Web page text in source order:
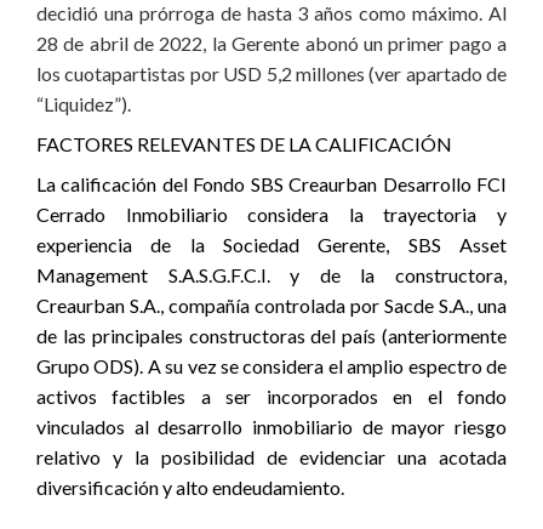
decidió una prórroga de hasta 3 años como máximo. Al
28 de abril de 2022, la Gerente abonó un primer pago a
los cuotapartistas por USD 5,2 millones (ver apartado de
“Liquidez”).
FACTORES RELEVANTES DE LA CALIFICACIÓN
La calificación del Fondo SBS Creaurban Desarrollo FCI
Cerrado Inmobiliario considera la trayectoria y
experiencia de la Sociedad Gerente, SBS Asset
Management S.A.S.G.F.C.I. y de la constructora,
Creaurban S.A., compañía controlada por Sacde S.A., una
de las principales constructoras del país (anteriormente
Grupo ODS). A su vez se considera el amplio espectro de
activos factibles a ser incorporados en el fondo
vinculados al desarrollo inmobiliario de mayor riesgo
relativo y la posibilidad de evidenciar una acotada
diversificación y alto endeudamiento.